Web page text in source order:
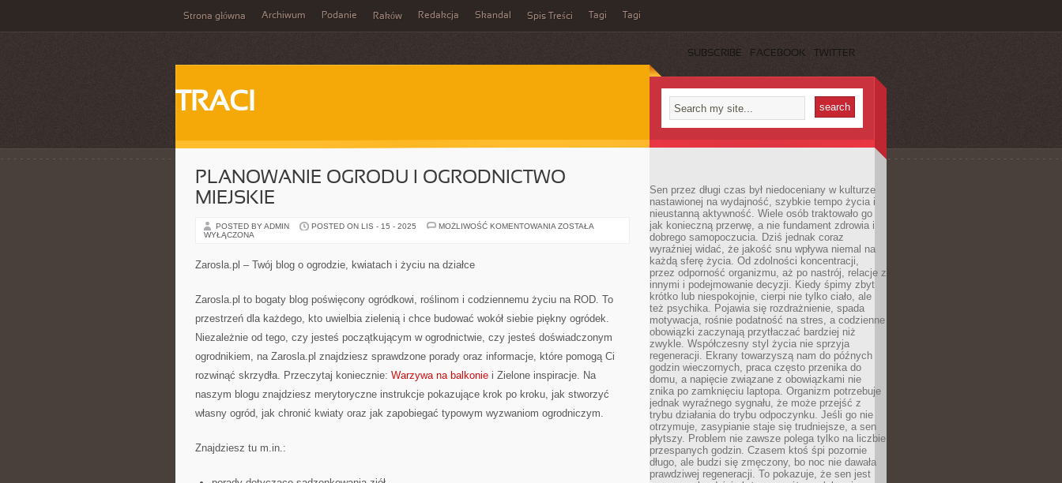
Strona główna Archiwum Podanie Raków Redakcja Skandal Spis Treści Tagi Tagi
SUBSCRIBE FACEBOOK TWITTER
TRACI
PLANOWANIE OGRODU I OGRODNICTWO
MIEJSKIE
POSTED BY ADMIN POSTED ON LIS - 15 - 2025 MOŻLIWOŚĆ KOMENTOWANIA PLANOWANIE
ZOSTAŁA
WYŁĄCZONA
Zarosla.pl – Twój blog o ogrodzie, kwiatach i życiu na działce
Zarosla.pl to bogaty blog poświęcony ogródkowi, roślinom i codziennemu życiu na ROD. To
przestrzeń dla każdego, kto uwielbia zielenią i chce budować wokół siebie piękny ogródek.
Niezależnie od tego, czy jesteś początkującym w ogrodnictwie, czy jesteś doświadczonym
ogrodnikiem, na Zarosla.pl znajdziesz sprawdzone porady oraz informacje, które pomogą Ci
rozwinąć skrzydła. Przeczytaj koniecznie: Warzywa na balkonie i Zielone inspiracje. Na
naszym blogu znajdziesz merytoryczne instrukcje pokazujące krok po kroku, jak stworzyć
własny ogród, jak chronić kwiaty oraz jak zapobiegać typowym wyzwaniom ogrodniczym.
Znajdziesz tu m.in.:
Sen przez długi czas był niedoceniany w kulturze
nastawionej na wydajność, szybkie tempo życia i
nieustanną aktywność. Wiele osób traktowało go
jak konieczną przerwę, a nie fundament zdrowia i
dobrego samopoczucia. Dziś jednak coraz
wyraźniej widać, że jakość snu wpływa niemal na
każdą sferę życia. Od zdolności koncentracji,
przez odporność organizmu, aż po nastrój, relacje z
innymi i podejmowanie decyzji. Kiedy śpimy zbyt
krótko lub niespokojnie, cierpi nie tylko ciało, ale
też psychika. Pojawia się rozdrażnienie, spada
motywacja, rośnie podatność na stres, a codzienne
obowiązki zaczynają przytłaczać bardziej niż
zwykle. Współczesny styl życia nie sprzyja
regeneracji. Ekrany towarzyszą nam do późnych
godzin wieczornych, praca często przenika do
domu, a napięcie związane z obowiązkami nie
znika po zamknięciu laptopa. Organizm potrzebuje
jednak wyraźnego sygnału, że może przejść z
trybu działania do trybu odpoczynku. Jeśli go nie
otrzymuje, zasypianie staje się trudniejsze, a sen
płytszy. Problem nie zawsze polega tylko na liczbie
przespanych godzin. Czasem ktoś śpi pozornie
długo, ale budzi się zmęczony, bo noc nie dawała
prawdziwej regeneracji. To pokazuje, że sen jest